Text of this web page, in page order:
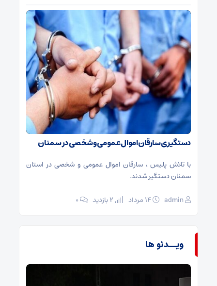
دستگیری سارقان اموال عمومی و شخصی در سمنان
با تلاش پلیس ، سارقان اموال عمومی و شخصی در استان
سمنان دستگیر شدند.
admin ۰
ویــدئو ها